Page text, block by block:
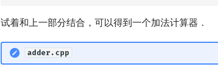
试着和上一部分结合，可以得到一个加法计算器．
adder.cpp